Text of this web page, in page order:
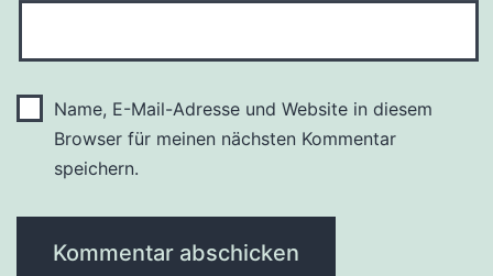
Name, E-Mail-Adresse und Website in diesem
Browser für meinen nächsten Kommentar
speichern.